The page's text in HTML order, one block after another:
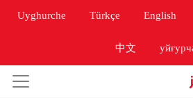
English
Türkçe
Uyghurche
中文